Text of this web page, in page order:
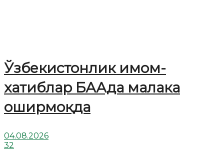
Ўзбекистонлик имом-
хатиблар БААда малака
оширмоқда
04.08.2026
32